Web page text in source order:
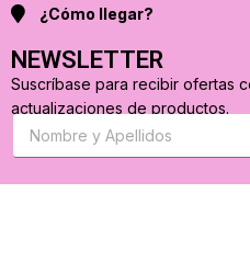
¿Cómo llegar?
NEWSLETTER
Suscríbase para recibir ofertas
actualizaciones de productos.
S
s